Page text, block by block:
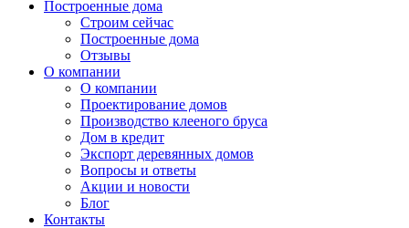
Построенные дома
Строим сейчас
Построенные дома
Отзывы
О компании
О компании
Проектирование домов
Производство клееного бруса
Дом в кредит
Экспорт деревянных домов
Вопросы и ответы
Акции и новости
Блог
Контакты